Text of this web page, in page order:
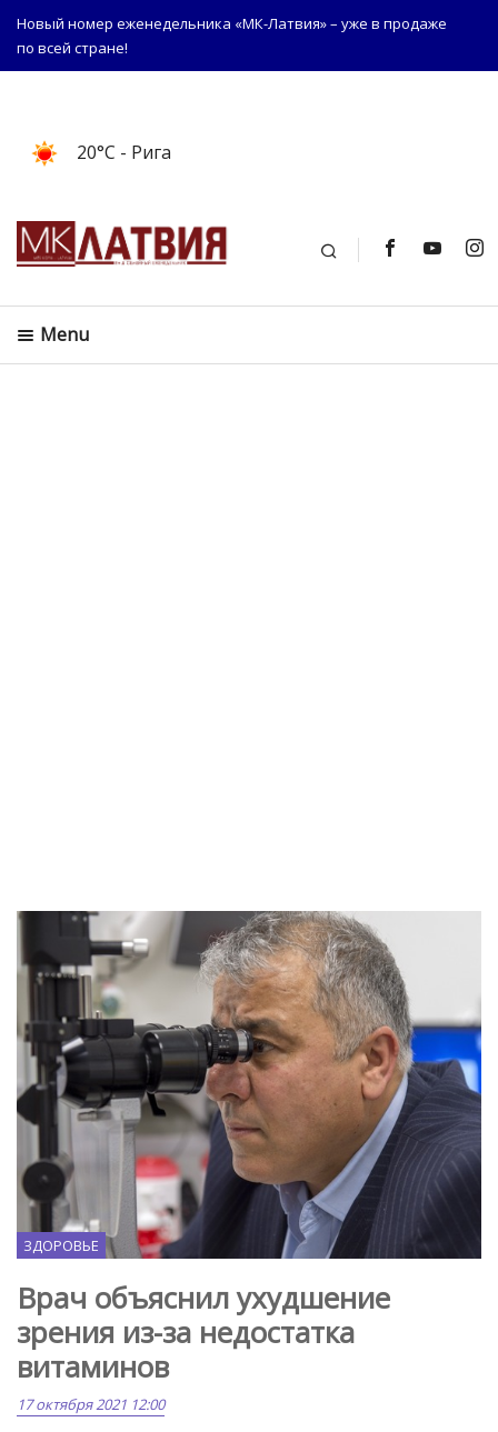
Новый номер еженедельника «МК-Латвия» – уже в продаже
по всей стране!
20°C - Рига
Поиск
Menu
ЗДОРОВЬЕ
Врач объяснил ухудшение
зрения из-за недостатка
витаминов
17 октября 2021 12:00